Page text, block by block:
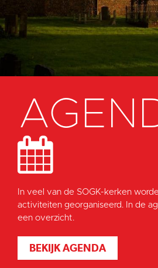
In veel van de SOGK-kerken
activiteiten georganiseerd. In de
een overzicht.
BEKIJK AGENDA